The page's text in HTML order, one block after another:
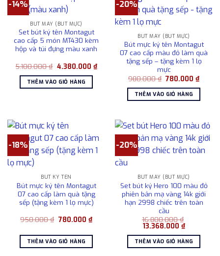
-14%
BÚT MÁY (BÚT MỰC)
Set bút ký tên Montagut
cao cấp 5 món MT430 kèm
hộp và túi đựng màu xanh
5.100.000₫ Giá
là:
5.100.000 ₫.
4.380.000 ₫Giá
hiện
4.380.000 ₫.
THÊM VÀO GIỎ HÀNG
-20%
BÚT MÁY (BÚT MỰC)
Bút mực ký tên Montagut
07 cao cấp màu đỏ làm quà
tặng sếp – tặng kèm 1 lọ
mực
980.000₫ Giá
là:
980.000 ₫.
780.000₫Giá
hiện
tại
THÊM VÀO GIỎ HÀNG
-18%
BÚT KÝ TÊN
Bút mực ký tên Montagut
07 cao cấp làm quà tặng
sếp (tặng kèm 1 lọ mực)
950.000₫ Giá
950.000 ₫.
780.000 ₫Giá
hiện
là:
THÊM VÀO GIỎ HÀNG
-20%
BÚT MÁY (BÚT MỰC)
Set bút ký Hero 100 màu đỏ
phiên bản mạ vàng 14k giới
hạn 2998 chiếc trên toàn
cầu
16.800.000₫
Giá
là:
16.800.000 ₫.
13.368.000 ₫Giá
hiện
tại
là:
THÊM VÀO GIỎ HÀNG